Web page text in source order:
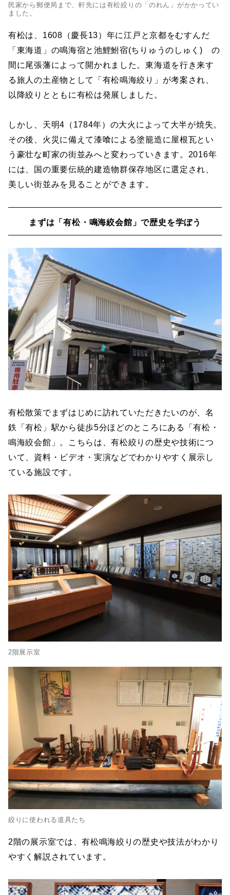
民家から郵便局まで、軒先には有松絞りの「のれん」がかかってい
ました。
有松は、1608（慶長13）年に江戸と京都をむすんだ
「東海道」の鳴海宿と池鯉鮒宿(ちりゅうのしゅく) の
間に尾張藩によって開かれました。東海道を行き来す
る旅人の土産物として「有松鳴海絞り」が考案され、
以降絞りとともに有松は発展しました。
しかし、天明4（1784年）の大火によって大半が焼失。
その後、火災に備えて漆喰による塗籠造に屋根瓦とい
う豪壮な町家の街並みへと変わっていきます。2016年
には、国の重要伝統的建造物群保存地区に選定され、
美しい街並みを見ることができます。
まずは「有松・鳴海絞会館」で歴史を学ぼう
有松散策でまずはじめに訪れていただきたいのが、名
鉄「有松」駅から徒歩5分ほどのところにある「有松・
鳴海絞会館」。こちらは、有松絞りの歴史や技術につ
いて、資料・ビデオ・実演などでわかりやすく展示し
ている施設です。
2階展示室
絞りに使われる道具たち
2階の展示室では、有松鳴海絞りの歴史や技法がわかり
やすく解説されています。